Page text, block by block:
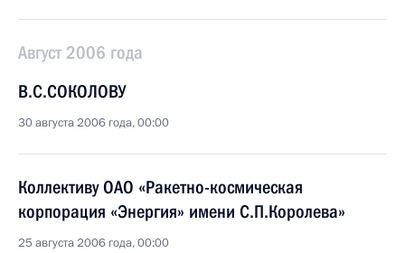
Август 2006 года
В.С.СОКОЛОВУ
30 августа 2006 года, 00:00
Коллективу ОАО «Ракетно-космическая
корпорация «Энергия» имени С.П.Королева»
25 августа 2006 года, 00:00